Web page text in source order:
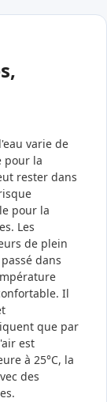
varie de
pour la
rester dans
pour la
Les
de plein
dans
Il
que par
est
à 25°C, la
des